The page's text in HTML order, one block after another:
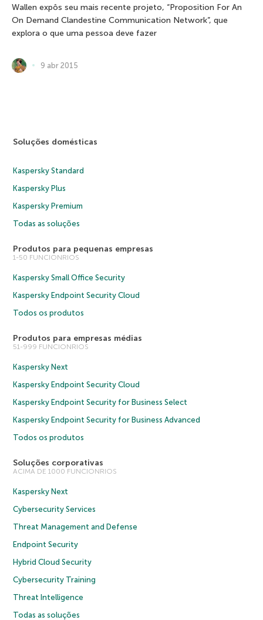
Wallen expôs seu mais recente projeto, “Proposition For An
On Demand Clandestine Communication Network”, que
explora o que uma pessoa deve fazer
9 abr 2015
Soluções domésticas
Kaspersky Standard
Kaspersky Plus
Kaspersky Premium
Todas as soluções
Produtos para pequenas empresas
1-50 FUNCIONRIOS
Kaspersky Small Office Security
Kaspersky Endpoint Security Cloud
Todos os produtos
Produtos para empresas médias
51-999 FUNCIONRIOS
Kaspersky Next
Kaspersky Endpoint Security Cloud
Kaspersky Endpoint Security for Business Select
Kaspersky Endpoint Security for Business Advanced
Todos os produtos
Soluções corporativas
ACIMA DE 1000 FUNCIONRIOS
Kaspersky Next
Cybersecurity Services
Threat Management and Defense
Endpoint Security
Hybrid Cloud Security
Cybersecurity Training
Threat Intelligence
Todas as soluções